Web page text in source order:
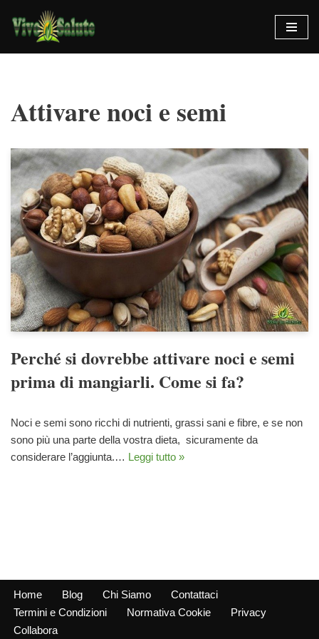
Vai
al
Attivare noci e semi
Perché si dovrebbe attivare noci e semi
prima di mangiarli. Come si fa?
Noci e semi sono ricchi di nutrienti, grassi sani e fibre, e se non
sono più una parte della vostra dieta, sicuramente da
considerare l’aggiunta.… Leggi tutto »
Home Blog Chi Siamo
Contattaci
Termini e Condizioni
Normativa Cookie
Privacy
Collabora